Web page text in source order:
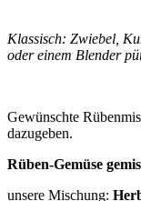
Klassisch: Zwiebel,
oder einem Blender
Gewünschte
dazugeben.
Rüben-Gemüse
unsere Mischung: